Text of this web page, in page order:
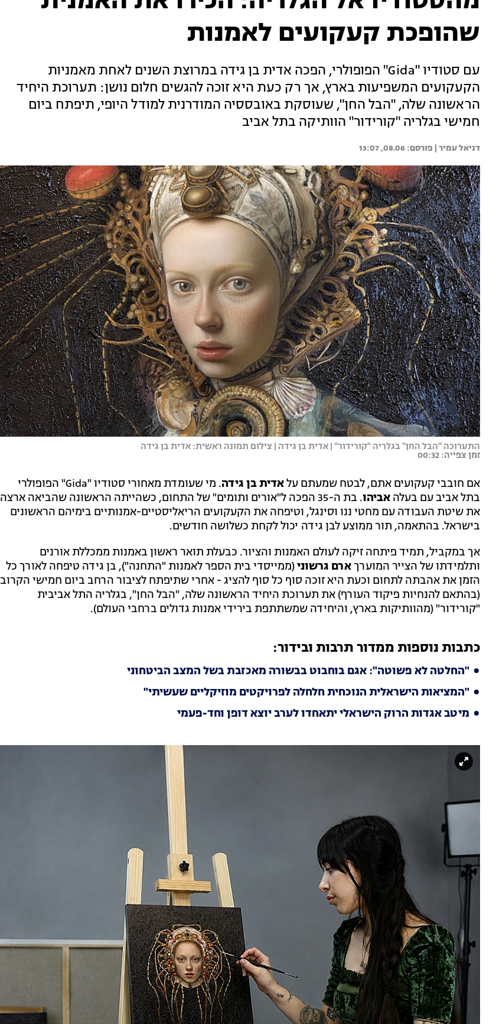
שהופכת קעקועים לאמנות
עם סטודיו "Gida" הפופולרי, הפכה אדית בן גידה במרוצת השנים לאחת מאמניות
הקעקועים המשפיעות בארץ, אך רק כעת היא זוכה להגשים חלום נושן: תערוכת היחיד
הראשונה שלה, "הבל החן", שעוסקת באובססיה המודרנית למודל היופי, תיפתח ביום
חמישי בגלריה "קורידור" הוותיקה בתל אביב
דניאל עמיר | 08.06, 13:07
התערוכה "הבל החן" בגלריה "קורידור" | אדית בן גידה | צילום תמונה ראשית: אדית בן גידה
זמן צפייה: 00:32
אם חובבי קעקועים אתם, לבטח שמעתם עלאדית בן גידה
. מי שעומדת מאחורי סטודיו "Gida" הפופולרי
בתל אביב עם בעלה אביהו
. בת ה-35 הפכה ל"אורים ותומים" של התחום, כשהייתה הראשונה שהביאה ארצה
את שיטת העבודה עם מחטי ננו וסינגל, וטיפחה את הקעקועים הריאליסטיים-אמנותיים בימיהם הראשונים
בישראל. בהתאמה, תור ממוצע לבן גידה יכול לקחת כשלושה חודשים.
אך במקביל, תמיד פיתחה זיקה לעולם האמנות והציור. כבעלת תואר ראשון באמנות ממכללת אורנים
ותלמידתו של הצייר המוערךארם גרשוני(ממייסדי בית הספר לאמנות "התחנה"), בן גידה טיפחה לאורך כל
הזמן את אהבתה לתחום וכעת היא זוכה סוף כל סוף להציג - אחרי שתיפתח לציבור הרחב ביום חמישי הקרוב
(בהתאם להנחיות פיקוד העורף) את תערוכת היחיד הראשונה שלה, "הבל החן", בגלריה התל אביבית
"קורידור" (מהוותיקות בארץ, והיחידה שמשתתפת בירידי אמנות גדולים ברחבי העולם).
כתבות נוספות ממדור תרבות ובידור:
"החלטה לא פשוטה": אגם בוחבוט בבשורה מאכזבת בשל המצב הביטחוני
"המציאות הישראלית הנוכחית חלחלה לפרויקטים מוזיקליים שעשיתי"
מיטב אגדות הרוק הישראלי יתאחדו לערב יוצא דופן וחד-פעמי